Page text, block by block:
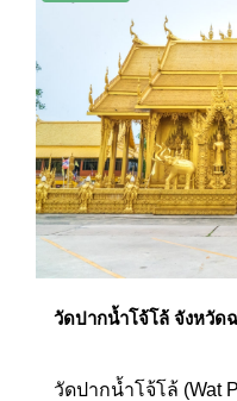
ต่างๆ ที่ประดิษฐานอ
ต่อไปอีกนิดเพื่อไปเที่
บริเวณวัดได้อีกด้วย
วัดปากน้ำโจ้โล้ จังหวัด
วัดปากน้ำโจ้โล้ (Wat